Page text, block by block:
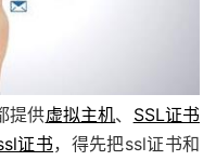
提供虚拟主机、 SSL证书
证书，得先把ssl证书和